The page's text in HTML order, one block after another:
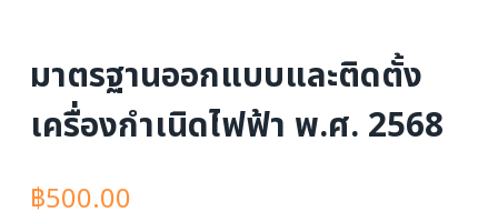
มาตรฐานออกแบบและติดตั้ง
เครื่องกำเนิดไฟฟ้า พ.ศ. 2568
฿500.00